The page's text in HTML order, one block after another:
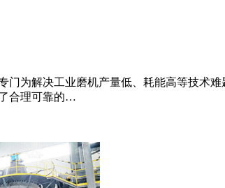
门为解决工业磨机产量低、耗能高等技术
合理可靠的…